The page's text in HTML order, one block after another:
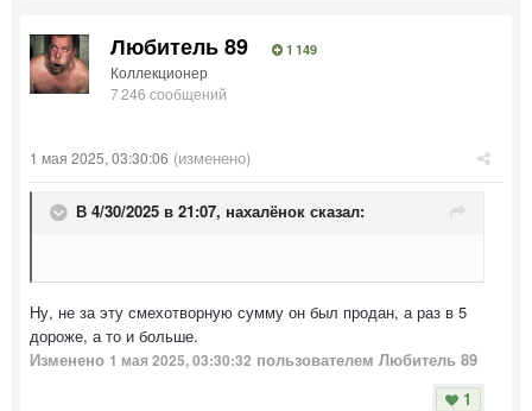
Любитель 89 1 149
Коллекционер
7 246 сообщений
1 мая 2025, 03:30:06 (изменено)
В 4/30/2025 в 21:07, нахалёнок сказал:
Ну, не за эту смехотворную сумму он был продан, а раз в 5
дороже, а то и больше.
Изменено 1 мая 2025, 03:30:32 пользователем Любитель 89
1